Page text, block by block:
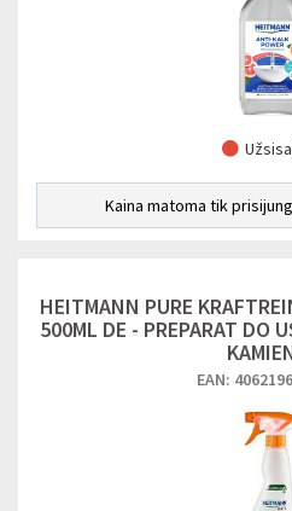
Kaina matoma tik
HEITMANN PURE
500ML DE - PREPARAT DO
EAN: